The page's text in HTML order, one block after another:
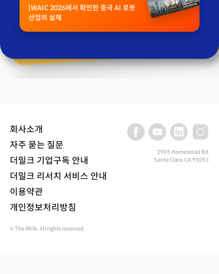
[WAIC 2026에서 확인한 중국 AI 로봇
산업의 실체
회사소개
자주 묻는 질문
더밀크 기업구독 안내
더밀크 리서치 서비스 안내
이용약관
개인정보처리방침
2905 Homestead Rd,
Santa Clara, CA 95051
© The Miilk. All rights reserved.